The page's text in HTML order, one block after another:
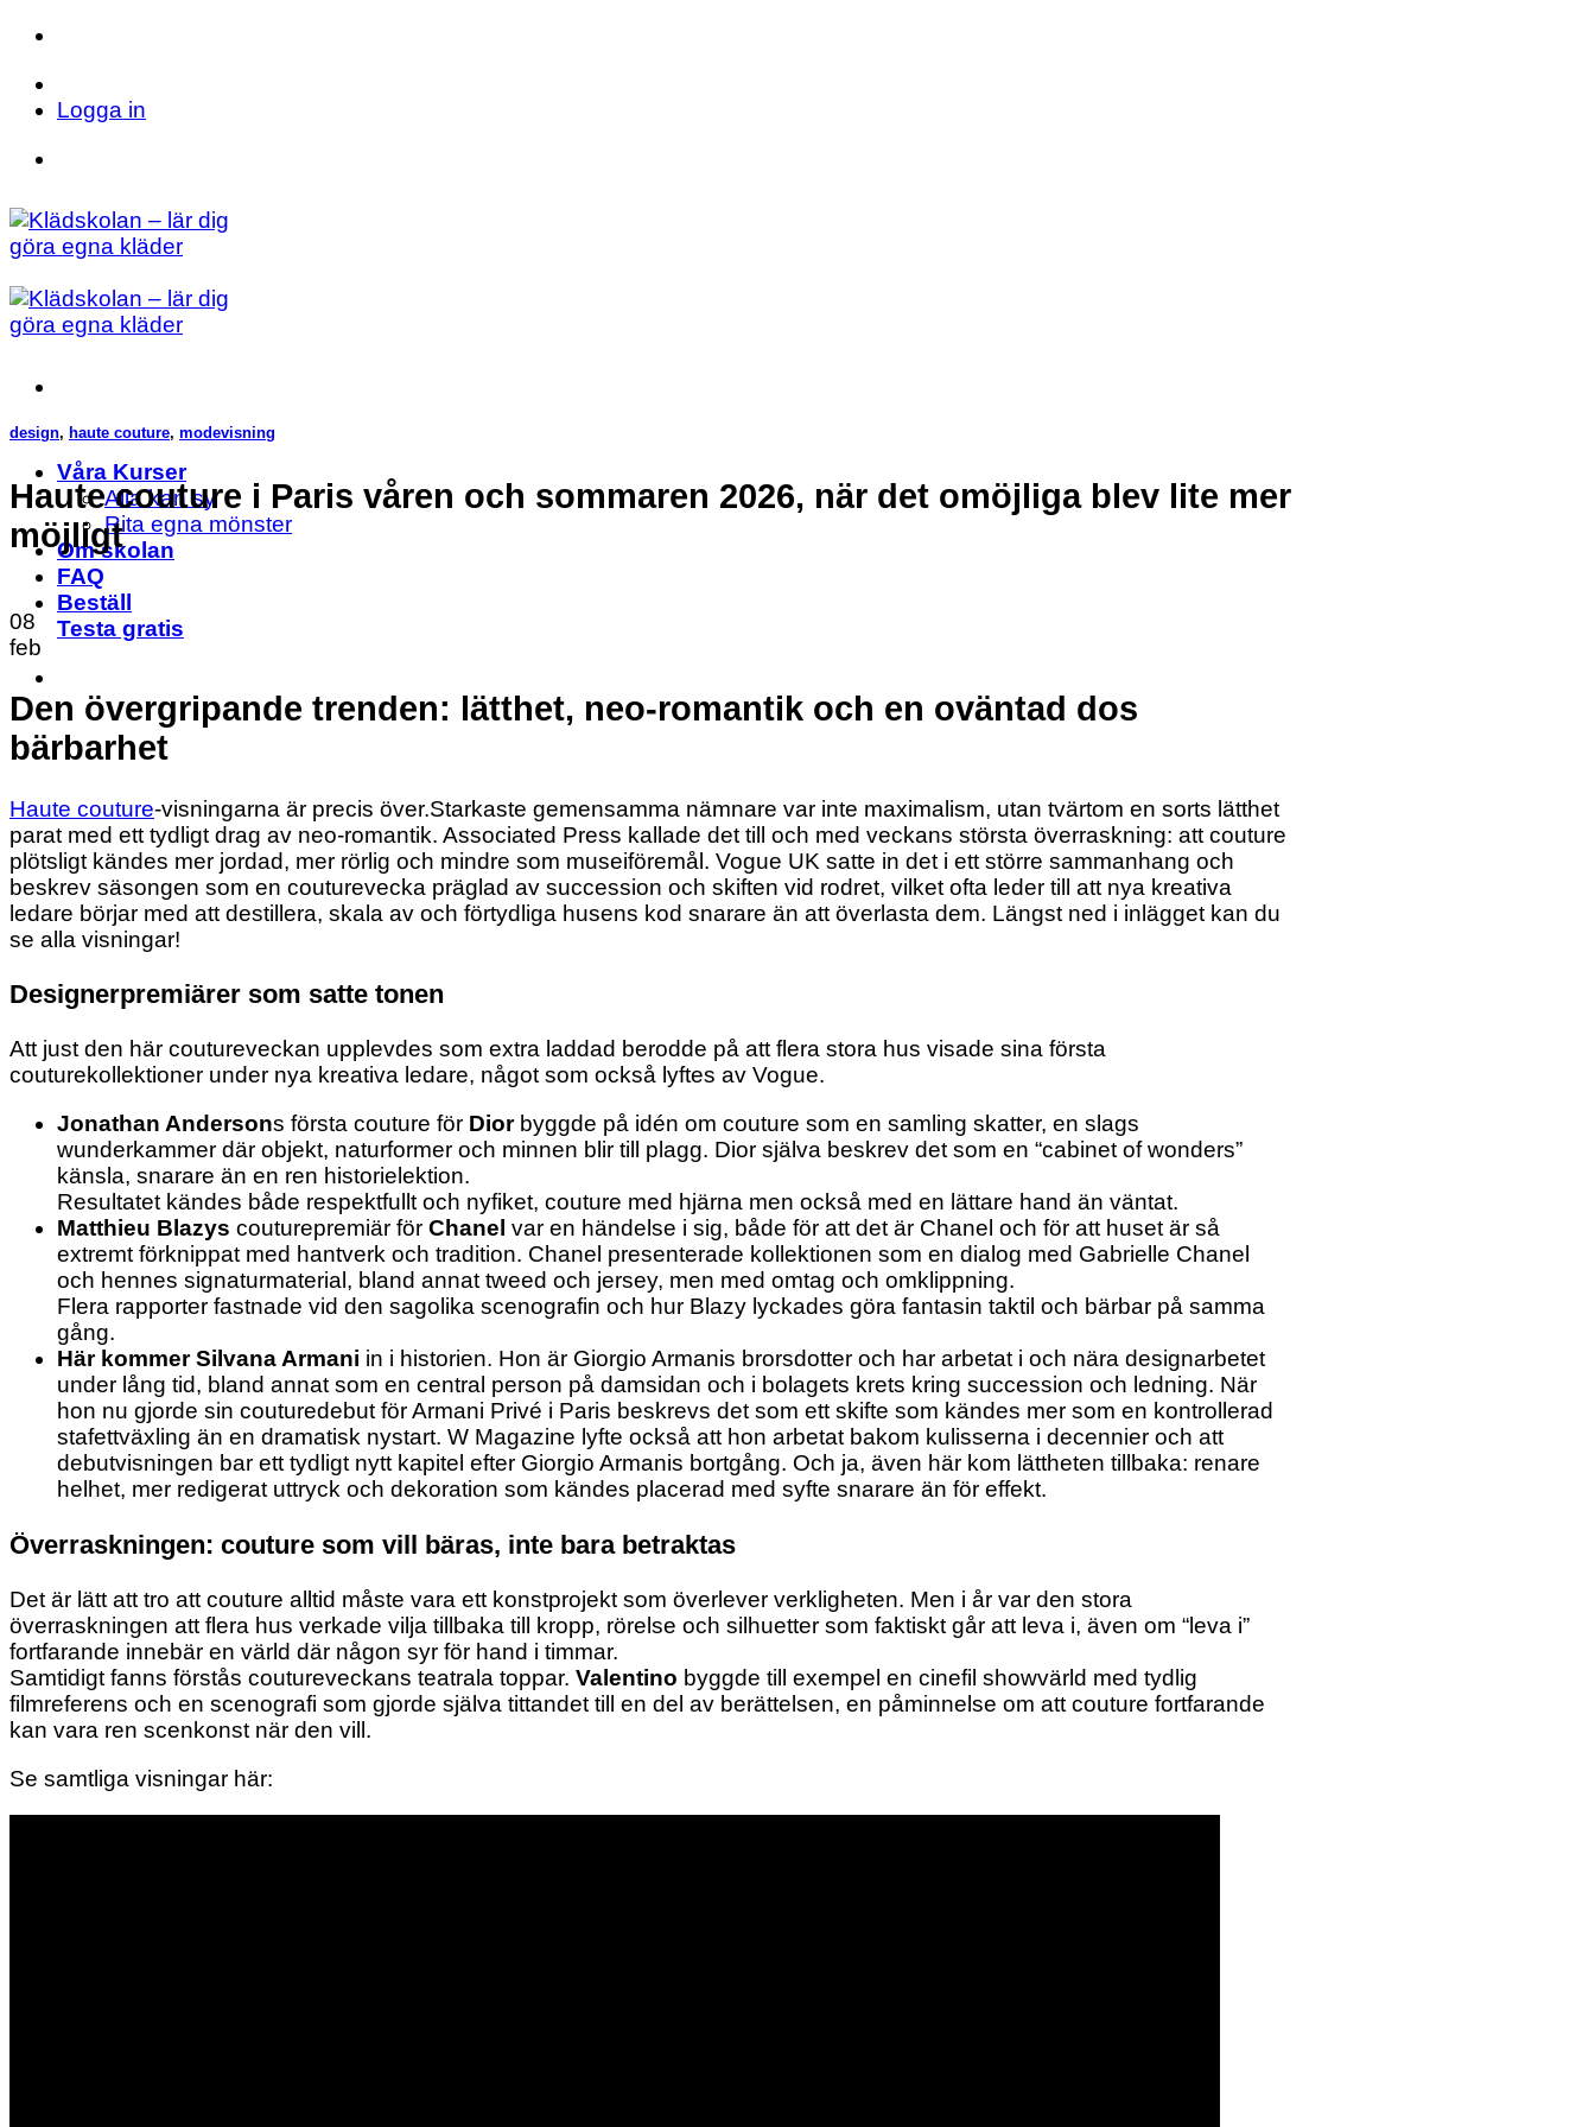
Skip
content
Logga in
Våra Kurser
Alla kan sy
Rita egna mönster
Om skolan
FAQ
Beställ
Testa gratis
design, haute couture, modevisning
Haute couture i Paris våren och sommaren 2026, när det omöjliga blev lite mer
möjligt
08
feb
Den övergripande trenden: lätthet, neo-romantik och en oväntad dos
bärbarhet
Haute couture-visningarna är precis över.Starkaste gemensamma nämnare var inte maximalism, utan tvärtom en sorts lätthet
parat med ett tydligt drag av neo-romantik. Associated Press kallade det till och med veckans största överraskning: att couture
plötsligt kändes mer jordad, mer rörlig och mindre som museiföremål. Vogue UK satte in det i ett större sammanhang och
beskrev säsongen som en couturevecka präglad av succession och skiften vid rodret, vilket ofta leder till att nya kreativa
ledare börjar med att destillera, skala av och förtydliga husens kod snarare än att överlasta dem. Längst ned i inlägget kan du
se alla visningar!
Designerpremiärer som satte tonen
Att just den här coutureveckan upplevdes som extra laddad berodde på att flera stora hus visade sina första
couturekollektioner under nya kreativa ledare, något som också lyftes av Vogue.
Jonathan Andersons första couture för Diorbyggde på idén om couture som en samling skatter, en slags
wunderkammer där objekt, naturformer och minnen blir till plagg. Dior själva beskrev det som en “cabinet of wonders”
känsla, snarare än en ren historielektion.
Resultatet kändes både respektfullt och nyfiket, couture med hjärna men också med en lättare hand än väntat.
Matthieu Blazys couturepremiär för Chanel var en händelse i sig, både för att det är Chanel och för att huset är så
extremt förknippat med hantverk och tradition. Chanel presenterade kollektionen som en dialog med Gabrielle Chanel
och hennes signaturmaterial, bland annat tweed och jersey, men med omtag och omklippning.
Flera rapporter fastnade vid den sagolika scenografin och hur Blazy lyckades göra fantasin taktil och bärbar på samma
gång.
Här kommer Silvana Armani in i historien. Hon är Giorgio Armanis brorsdotter och har arbetat i och nära designarbetet
under lång tid, bland annat som en central person på damsidan och i bolagets krets kring succession och ledning. När
hon nu gjorde sin couturedebut för Armani Privé i Paris beskrevs det som ett skifte som kändes mer som en kontrollerad
stafettväxling än en dramatisk nystart. W Magazine lyfte också att hon arbetat bakom kulisserna i decennier och att
debutvisningen bar ett tydligt nytt kapitel efter Giorgio Armanis bortgång. Och ja, även här kom lättheten tillbaka: renare
helhet, mer redigerat uttryck och dekoration som kändes placerad med syfte snarare än för effekt.
Överraskningen: couture som vill bäras, inte bara betraktas
Det är lätt att tro att couture alltid måste vara ett konstprojekt som överlever verkligheten. Men i år var den stora
överraskningen att flera hus verkade vilja tillbaka till kropp, rörelse och silhuetter som faktiskt går att leva i, även om “leva i”
fortfarande innebär en värld där någon syr för hand i timmar.
Samtidigt fanns förstås coutureveckans teatrala toppar. Valentino byggde till exempel en cinefil showvärld med tydlig
filmreferens och en scenografi som gjorde själva tittandet till en del av berättelsen, en påminnelse om att couture fortfarande
kan vara ren scenkonst när den vill.
Se samtliga visningar här: